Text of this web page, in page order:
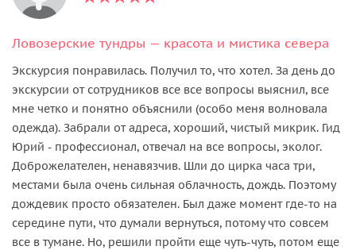
Ловозерские тундры — красота и мистика севера
Экскурсия понравилась. Получил то, что хотел. За день до
экскурсии от сотрудников все все вопросы выяснил, все
мне четко и понятно объяснили (особо меня волновала
одежда). Забрали от адреса, хороший, чистый микрик. Гид
Юрий - профессионал, отвечал на все вопросы, эколог.
Доброжелателен, ненавязчив. Шли до цирка часа три,
местами была очень сильная облачность, дождь. Поэтому
дождевик просто обязателен. Был даже момент где-то на
середине пути, что думали вернуться, потому что совсем
все в тумане. Но, решили пройти еще чуть-чуть, потом еще